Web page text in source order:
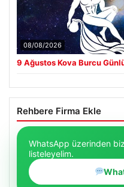
08/08/2026
9 Ağustos Kova Burcu
Rehbere Firma Ekle
WhatsApp üzerinden
listeleyelim.